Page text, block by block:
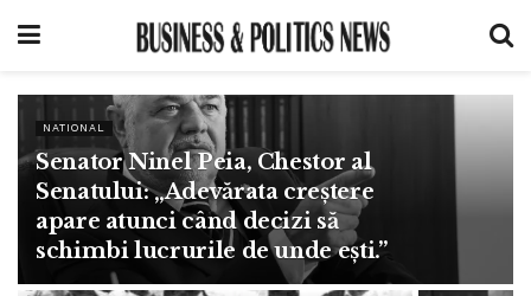
NATIONAL
Senator Ninel Peia, Chestor al
Senatului: „Adevărata creștere
apare atunci când decizi să
schimbi lucrurile de unde ești.”